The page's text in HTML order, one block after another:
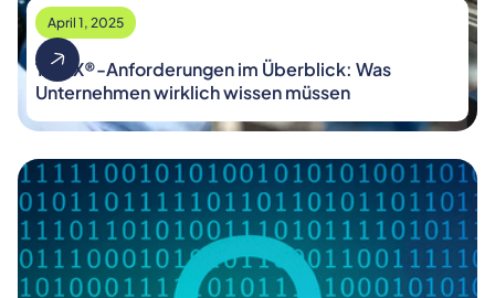
April 1, 2025
TISAX®-Anforderungen im Überblick: Was
Unternehmen wirklich wissen müssen